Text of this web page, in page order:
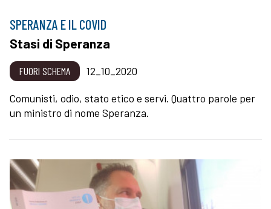
SPERANZA E IL COVID
Stasi di Speranza
FUORI SCHEMA 12_10_2020
Comunisti, odio, stato etico e servi. Quattro parole per
un ministro di nome Speranza.